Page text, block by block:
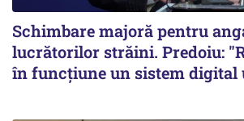
Schimbare majoră pentru
lucrătorilor străini. Predoiu:
în funcțiune un sistem digital